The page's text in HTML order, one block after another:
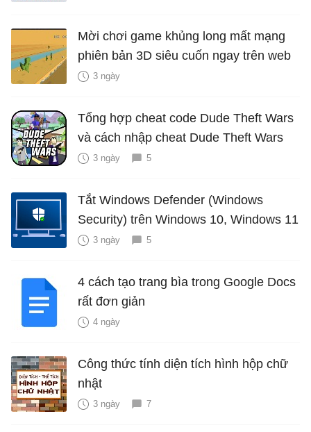
Mời chơi game khủng long mất mạng
phiên bản 3D siêu cuốn ngay trên web
3 ngày
Tổng hợp cheat code Dude Theft Wars
và cách nhập cheat Dude Theft Wars
3 ngày 5
Tắt Windows Defender (Windows
Security) trên Windows 10, Windows 11
3 ngày 5
4 cách tạo trang bìa trong Google Docs
rất đơn giản
4 ngày
Công thức tính diện tích hình hộp chữ
nhật
3 ngày 7